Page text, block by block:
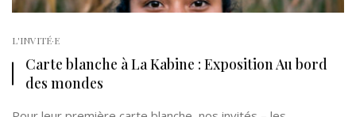
L'INVITÉ·E
Carte blanche à La Kabine : Exposition Au bord
des mondes